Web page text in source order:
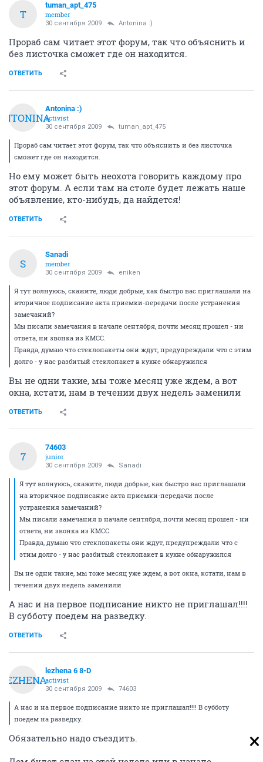
T
tuman_apt_475
member
30 сентября 2009 Antonina :)
Прораб сам читает этот форум, так что объяснить и
без листочка сможет где он находится.
ОТВЕТИТЬ
Antonina :)
activist
30 сентября 2009 tuman_apt_475
Прораб сам читает этот форум, так что объяснить и без листочка
сможет где он находится.
Но ему может быть неохота говорить каждому про
этот форум. А если там на столе будет лежать наше
объявление, кто-нибудь, да найдется!
ОТВЕТИТЬ
S
Sanadi
member
30 сентября 2009 eniken
Я тут волнуюсь, скажите, люди добрые, как быстро вас приглашали на
вторичное подписание акта приемки-передачи после устранения
замечаний?
Мы писали замечания в начале сентября, почти месяц прошел - ни
ответа, ни звонка из КМСС.
Правда, думаю что стеклопакеты они ждут, предупреждали что с этим
долго - у нас разбитый стеклопакет в кухне обнаружился
Вы не одни такие, мы тоже месяц уже ждем, а вот
окна, кстати, нам в течении двух недель заменили
ОТВЕТИТЬ
7
74603
junior
30 сентября 2009 Sanadi
Я тут волнуюсь, скажите, люди добрые, как быстро вас приглашали
на вторичное подписание акта приемки-передачи после
устранения замечаний?
Мы писали замечания в начале сентября, почти месяц прошел - ни
ответа, ни звонка из КМСС.
Правда, думаю что стеклопакеты они ждут, предупреждали что с
этим долго - у нас разбитый стеклопакет в кухне обнаружился
Вы не одни такие, мы тоже месяц уже ждем, а вот окна, кстати, нам в
течении двух недель заменили
А нас и на первое подписание никто не приглашал!!!!
В субботу поедем на разведку.
ОТВЕТИТЬ
LEZHENA
lezhena 6 8-D
activist
30 сентября 2009 74603
А нас и на первое подписание никто не приглашал!!!! В субботу
поедем на разведку.
Обязательно надо съездить.